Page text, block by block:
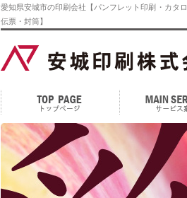
愛知県安城市の印刷会社【パンフレット印刷・カタ
伝票・封筒】